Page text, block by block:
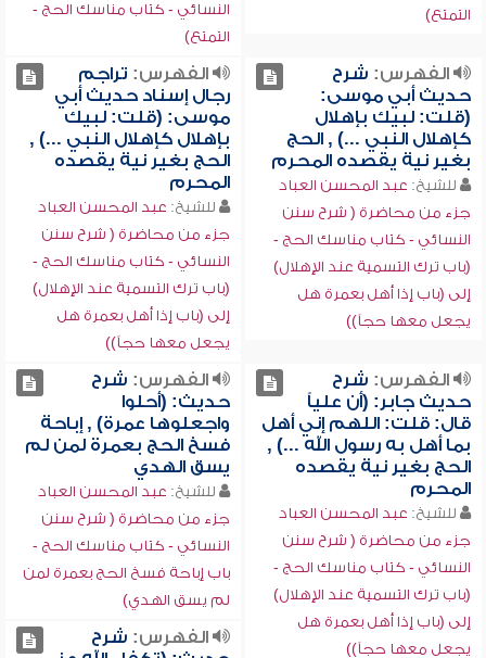
التمتع)
النسائي - كتاب مناسك الحج -
التمتع)
الفهرس: شرح
حديث أبي موسى:
(قلت: لبيك بإهلال
كإهلال النبي ...) , الحج
بغير نية يقصده المحرم
للشيخ: عبد المحسن العباد
جزء من محاضرة ( شرح سنن
النسائي - كتاب مناسك الحج -
(باب ترك التسمية عند الإهلال)
إلى (باب إذا أهل بعمرة هل
يجعل معها حجاً))
الفهرس: تراجم
رجال إسناد حديث أبي
موسى: (قلت: لبيك
بإهلال كإهلال النبي ...) ,
الحج بغير نية يقصده
المحرم
للشيخ: عبد المحسن العباد
جزء من محاضرة ( شرح سنن
النسائي - كتاب مناسك الحج -
(باب ترك التسمية عند الإهلال)
إلى (باب إذا أهل بعمرة هل
يجعل معها حجاً))
الفهرس: شرح
حديث جابر: (أن علياً
قال: قلت: اللهم إني أهل
بما أهل به رسول الله ...) ,
الحج بغير نية يقصده
المحرم
للشيخ: عبد المحسن العباد
جزء من محاضرة ( شرح سنن
النسائي - كتاب مناسك الحج -
(باب ترك التسمية عند الإهلال)
إلى (باب إذا أهل بعمرة هل
يجعل معها حجاً))
الفهرس: شرح
حديث: (أحلوا
واجعلوها عمرة) , إباحة
فسخ الحج بعمرة لمن لم
يسق الهدي
للشيخ: عبد المحسن العباد
جزء من محاضرة ( شرح سنن
النسائي - كتاب مناسك الحج -
باب إباحة فسخ الحج بعمرة لمن
لم يسق الهدي)
الفهرس: شرح